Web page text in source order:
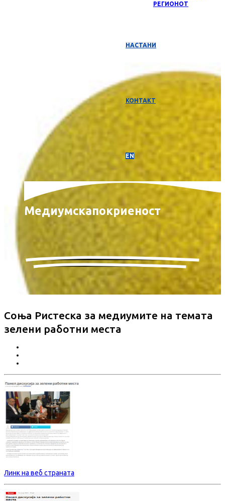
РЕГИОНОТ
НАСТАНИ
КОНТАКТ
EN
Медиумскапокриеност
Соња Ристеска за медиумите на темата
зелени работни места
Линк на веб страната